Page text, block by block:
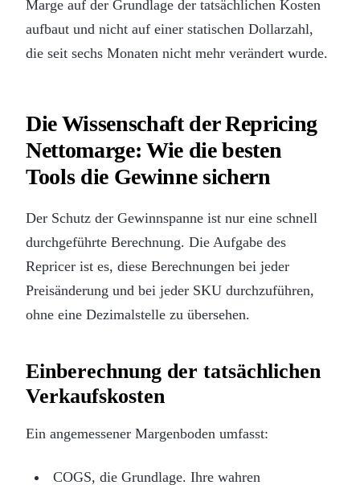
Marge auf der Grundlage der tatsächlichen Kosten
aufbaut und nicht auf einer statischen Dollarzahl,
die seit sechs Monaten nicht mehr verändert wurde.
Die Wissenschaft der Repricing
Nettomarge: Wie die besten
Tools die Gewinne sichern
Der Schutz der Gewinnspanne ist nur eine schnell
durchgeführte Berechnung. Die Aufgabe des
Repricer ist es, diese Berechnungen bei jeder
Preisänderung und bei jeder SKU durchzuführen,
ohne eine Dezimalstelle zu übersehen.
Einberechnung der tatsächlichen
Verkaufskosten
Ein angemessener Margenboden umfasst:
COGS, die Grundlage. Ihre wahren